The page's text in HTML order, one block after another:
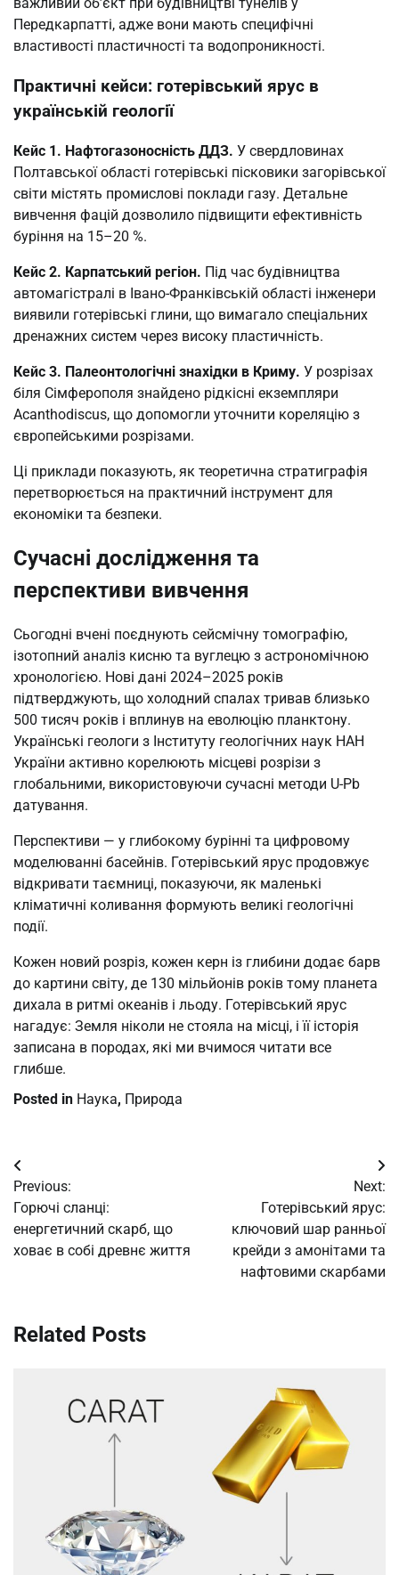
Передкарпатті, адже вони мають специфічні
властивості пластичності та водопроникності.
Практичні кейси: готерівський ярус в
українській геології
Кейс 1. Нафтогазоносність ДДЗ. У свердловинах
Полтавської області готерівські пісковики загорівської
світи містять промислові поклади газу. Детальне
вивчення фацій дозволило підвищити ефективність
буріння на 15–20 %.
Кейс 2. Карпатський регіон. Під час будівництва
автомагістралі в Івано-Франківській області інженери
виявили готерівські глини, що вимагало спеціальних
дренажних систем через високу пластичність.
Кейс 3. Палеонтологічні знахідки в Криму. У розрізах
біля Сімферополя знайдено рідкісні екземпляри
Acanthodiscus, що допомогли уточнити кореляцію з
європейськими розрізами.
Ці приклади показують, як теоретична стратиграфія
перетворюється на практичний інструмент для
економіки та безпеки.
Сучасні дослідження та
перспективи вивчення
Сьогодні вчені поєднують сейсмічну томографію,
ізотопний аналіз кисню та вуглецю з астрономічною
хронологією. Нові дані 2024–2025 років
підтверджують, що холодний спалах тривав близько
500 тисяч років і вплинув на еволюцію планктону.
Українські геологи з Інституту геологічних наук НАН
України активно корелюють місцеві розрізи з
глобальними, використовуючи сучасні методи U-Pb
датування.
Перспективи — у глибокому бурінні та цифровому
моделюванні басейнів. Готерівський ярус продовжує
відкривати таємниці, показуючи, як маленькі
кліматичні коливання формують великі геологічні
події.
Кожен новий розріз, кожен керн із глибини додає барв
до картини світу, де 130 мільйонів років тому планета
дихала в ритмі океанів і льоду. Готерівський ярус
нагадує: Земля ніколи не стояла на місці, і її історія
записана в породах, які ми вчимося читати все
глибше.
Posted in Наука, Природа
Post
navigation
Previous:
Горючі сланці:
енергетичний скарб, що
ховає в собі древнє життя
Next:
Готерівський ярус:
ключовий шар ранньої
крейди з амонітами та
нафтовими скарбами
Related Posts